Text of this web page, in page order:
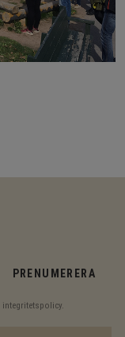
PRENUMERERA
integritetspolicy.